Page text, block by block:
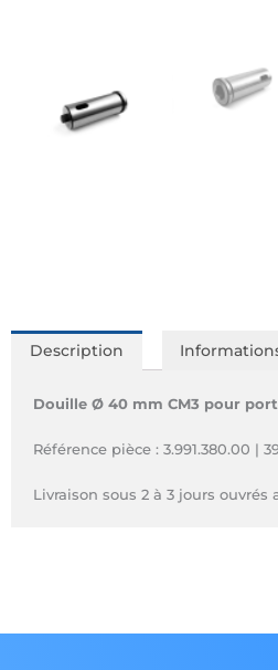
Description
Douille Ø 40 mm CM3 pour
Référence pièce : 3.991.380.00 |
Livraison sous 2 à 3 jours